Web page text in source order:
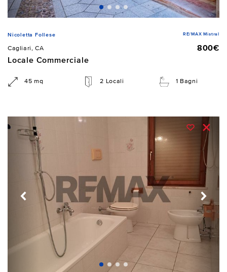
Nicoletta Follese RE/MAX Mistral
Cagliari, CA
800€
Locale Commerciale
45 mq 2 Locali 1 Bagni